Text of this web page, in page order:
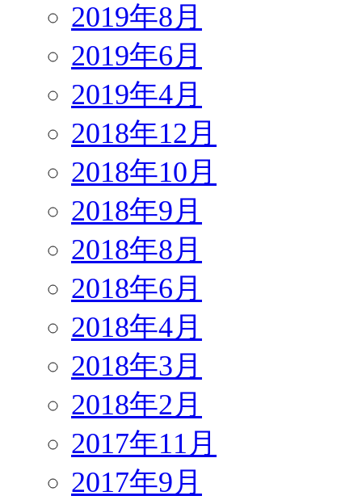
2019年8月
2019年6月
2019年4月
2018年12月
2018年10月
2018年9月
2018年8月
2018年6月
2018年4月
2018年3月
2018年2月
2017年11月
2017年9月